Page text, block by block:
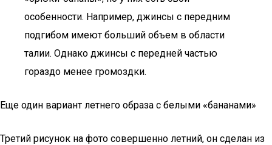
особенности. Например, джинсы с передним
подгибом имеют больший объем в области
талии. Однако джинсы с передней частью
гораздо менее громоздки.
Еще один вариант летнего образа с белыми «бананами»
Третий рисунок на фото совершенно летний, он сделан из